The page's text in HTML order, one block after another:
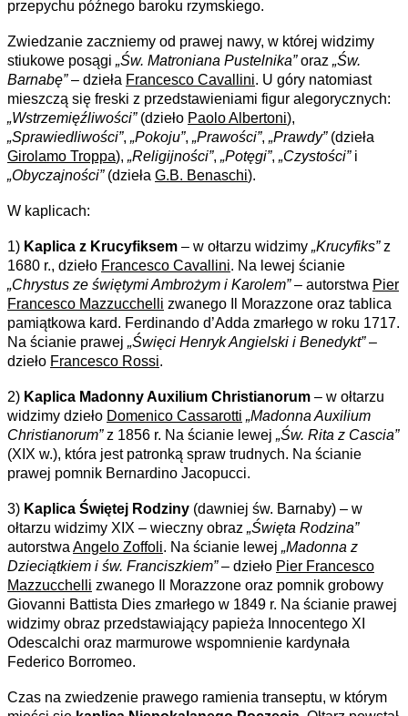
przepychu późnego baroku rzymskiego.
Zwiedzanie zaczniemy od prawej nawy, w której widzimy
stiukowe posągi „Św. Matroniana Pustelnika”oraz „Św.
Barnabę”– dzieła Francesco Cavallini. U góry natomiast
mieszczą się freski z przedstawieniami figur alegorycznych:
„Wstrzemięźliwości”(dzieło Paolo Albertoni),
„Sprawiedliwości”, „Pokoju”, „Prawości”, „Prawdy”(dzieła
Girolamo Troppa), „Religijności”, „Potęgi”, „Czystości”i
„Obyczajności”(dzieła G.B. Benaschi).
W kaplicach:
1) Kaplica z Krucyfiksem – w ołtarzu widzimy „Krucyfiks”z
1680 r., dzieło Francesco Cavallini. Na lewej ścianie
„Chrystus ze świętymi Ambrożym i Karolem”– autorstwa Pier
Francesco Mazzucchelli zwanego Il Morazzone oraz tablica
pamiątkowa kard. Ferdinando d’Adda zmarłego w roku 1717.
Na ścianie prawej „Święci Henryk Angielski i Benedykt”–
dzieło Francesco Rossi.
2) Kaplica Madonny Auxilium Christianorum – w ołtarzu
widzimy dzieło Domenico Cassarotti „Madonna Auxilium
Christianorum”z 1856 r. Na ścianie lewej „Św. Rita z Cascia”
(XIX w.), która jest patronką spraw trudnych. Na ścianie
prawej pomnik Bernardino Jacopucci.
3) Kaplica Świętej Rodziny (dawniej św. Barnaby) – w
ołtarzu widzimy XIX – wieczny obraz „Święta Rodzina”
autorstwa Angelo Zoffoli. Na ścianie lewej „Madonna z
Dzieciątkiem i św. Franciszkiem”– dzieło Pier Francesco
Mazzucchelli zwanego Il Morazzone oraz pomnik grobowy
Giovanni Battista Dies zmarłego w 1849 r. Na ścianie prawej
widzimy obraz przedstawiający papieża Innocentego XI
Odescalchi oraz marmurowe wspomnienie kardynała
Federico Borromeo.
Czas na zwiedzenie prawego ramienia transeptu, w którym